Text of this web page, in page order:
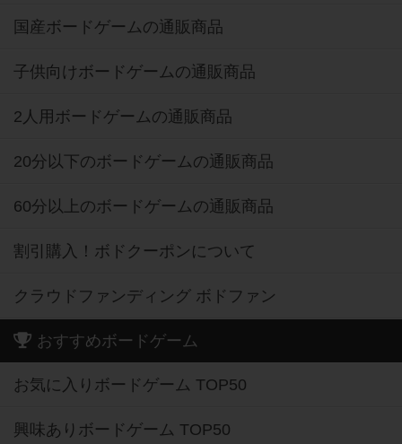
国産ボードゲームの通販商品
子供向けボードゲームの通販商品
2人用ボードゲームの通販商品
20分以下のボードゲームの通販商品
60分以上のボードゲームの通販商品
割引購入！ボドクーポンについて
クラウドファンディング ボドファン
おすすめボードゲーム
お気に入りボードゲーム TOP50
興味ありボードゲーム TOP50